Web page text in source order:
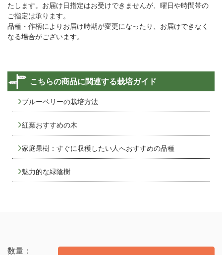
たします。お届け日指定はお受けできませんが、曜日や時間帯の
ご指定は承ります。
品種・作柄によりお届け時期が変更になったり、お届けできなく
なる場合がございます。
こちらの商品に関連する栽培ガイド
ブルーベリーの栽培方法
紅葉おすすめの木
家庭果樹：すぐに収穫したい人へおすすめの品種
魅力的な緑陰樹
数量：